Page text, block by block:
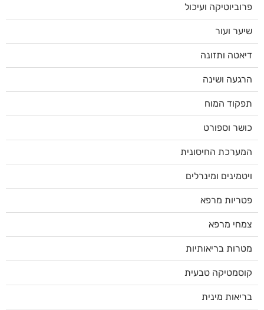
פרוביוטיקה ועיכול
שיער ועור
דיאטה ותזונה
הרגעה ושינה
תפקוד המוח
כושר וספורט
המערכת החיסונית
ויטמינים ומינרלים
פטריות מרפא
צמחי מרפא
מטרות בריאותיות
קוסמטיקה טבעית
בריאות מינית